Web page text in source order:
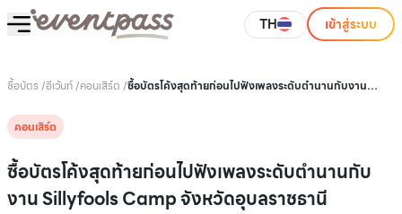
TH เข้าสู่ระบบ
ซื้อบัตร /อีเว้นท์/คอนเสิร์ต /ซื้อบัตรโค้งสุดท้ายก่อนไปฟังเพลงระดับตำนานกับงาน
คอนเสิร์ต
ซื้อบัตรโค้งสุดท้ายก่อนไปฟังเพลงระดับตำนานกับ
งาน Sillyfools Camp จังหวัดอุบลราชธานี